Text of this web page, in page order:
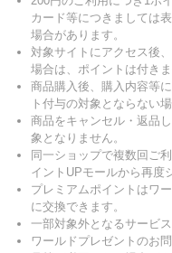
カード等につきましては
場合があります。
対象サイトにアクセス後
場合は、ポイントは付きま
商品購入後、購入内容等
ト付与の対象とならない
商品をキャンセル・返品
象となりません。
同一ショップで複数回ご
イントUPモールから再度
プレミアムポイントはワ
に交換できます。
一部対象外となるサービス
ワールドプレゼントのお